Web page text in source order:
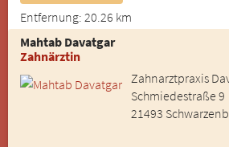
Entfernung: 20.26 km
Mahtab Davatgar
Zahnärztin
Zahnarztpraxis
Schmiedestraße 9
21493